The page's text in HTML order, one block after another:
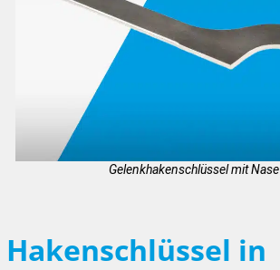
Gelenkhakenschlüssel mit Nase
in